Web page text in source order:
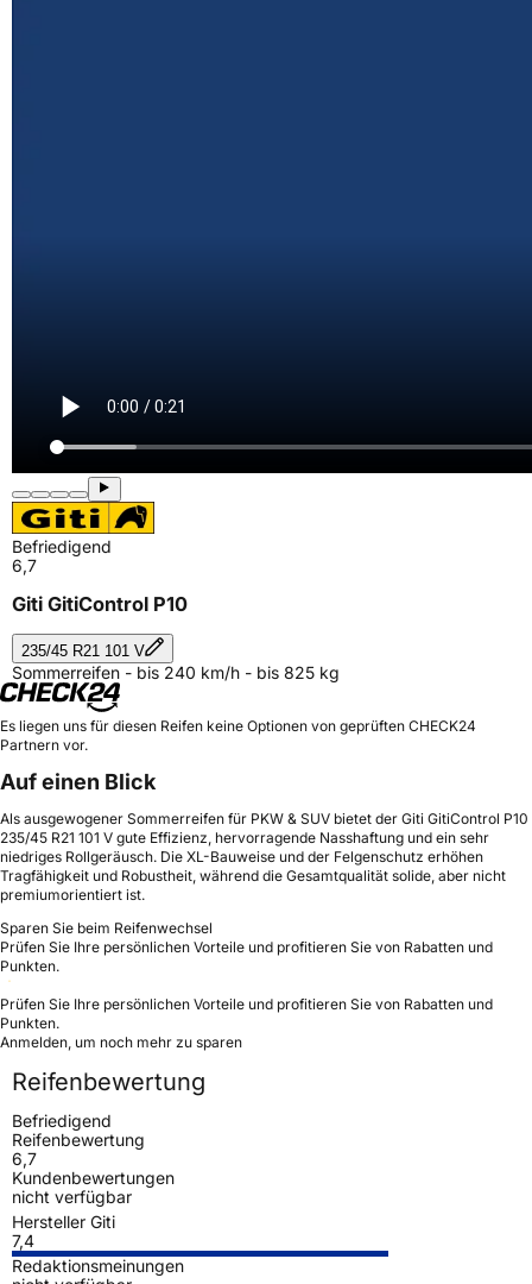
Befriedigend
6,7
Giti GitiControl P10
235/45 R21 101 V
Sommerreifen - bis 240 km/h - bis 825 kg
Es liegen uns für diesen Reifen keine Optionen von geprüften CHECK24
Partnern vor.
Auf einen Blick
Als ausgewogener Sommerreifen für PKW & SUV bietet der Giti GitiControl P10
235/45 R21 101 V gute Effizienz, hervorragende Nasshaftung und ein sehr
niedriges Rollgeräusch. Die XL-Bauweise und der Felgenschutz erhöhen
Tragfähigkeit und Robustheit, während die Gesamtqualität solide, aber nicht
premiumorientiert ist.
Sparen Sie beim Reifenwechsel
Prüfen Sie Ihre persönlichen Vorteile und profitieren Sie von Rabatten und
Punkten.
Prüfen Sie Ihre persönlichen Vorteile und profitieren Sie von Rabatten und
Punkten.
Anmelden, um noch mehr zu sparen
Reifenbewertung
Befriedigend
Reifenbewertung
6,7
Kundenbewertungen
nicht verfügbar
Hersteller Giti
7,4
Redaktionsmeinungen